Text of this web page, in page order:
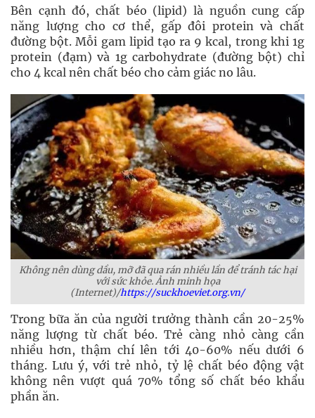
Bên cạnh đó, chất béo (lipid) là nguồn cung cấp
năng lượng cho cơ thể, gấp đôi protein và chất
đường bột. Mỗi gam lipid tạo ra 9 kcal, trong khi 1g
protein (đạm) và 1g carbohydrate (đường bột) chỉ
cho 4 kcal nên chất béo cho cảm giác no lâu.
Không nên dùng dầu, mỡ đã qua rán nhiều lần để tránh tác hại
với sức khỏe. Ảnh minh họa
(Internet)/https://suckhoeviet.org.vn/
Trong bữa ăn của người trưởng thành cần 20-25%
năng lượng từ chất béo. Trẻ càng nhỏ càng cần
nhiều hơn, thậm chí lên tới 40-60% nếu dưới 6
tháng. Lưu ý, với trẻ nhỏ, tỷ lệ chất béo động vật
không nên vượt quá 70% tổng số chất béo khẩu
phần ăn.